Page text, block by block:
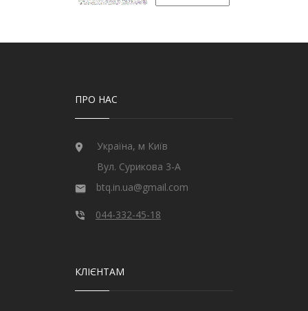
ПРО НАС
Україна, м Київ
Вул. Сурикова 3-А
btq.in.ua@gmail.com
044-332-45-18
КЛІЄНТАМ